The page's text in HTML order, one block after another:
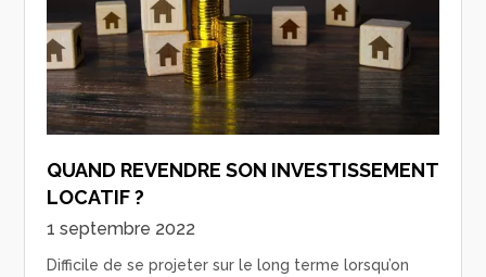
QUAND REVENDRE SON INVESTISSEMENT
LOCATIF ?
1 septembre 2022
Difficile de se projeter sur le long terme lorsqu’on